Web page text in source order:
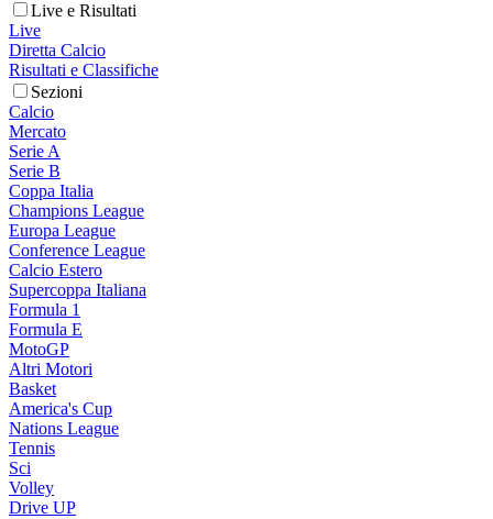
Live e Risultati
Live
Diretta Calcio
Risultati e Classifiche
Sezioni
Calcio
Mercato
Serie A
Serie B
Coppa Italia
Champions League
Europa League
Conference League
Calcio Estero
Supercoppa Italiana
Formula 1
Formula E
MotoGP
Altri Motori
Basket
America's Cup
Nations League
Tennis
Sci
Volley
Drive UP